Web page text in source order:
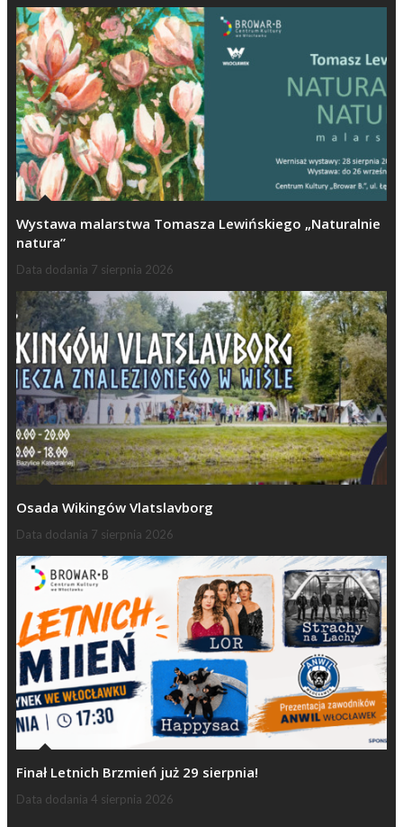
Wystawa malarstwa Tomasza Lewińskiego „Naturalnie
natura”
Data dodania 7 sierpnia 2026
Osada Wikingów Vlatslavborg
Data dodania 7 sierpnia 2026
Finał Letnich Brzmień już 29 sierpnia!
Data dodania 4 sierpnia 2026